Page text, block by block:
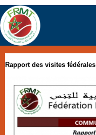
Rapport des visites fédérales